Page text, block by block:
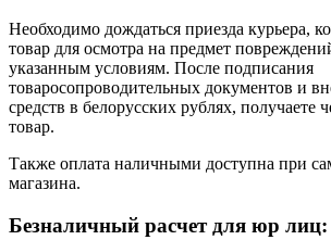
Необходимо дождаться приезда курьера,
товар для осмотра на предмет
указанным условиям. После подписания
товаросопроводительных документов и
средств в белорусских рублях, получаете
товар.
Также оплата наличными доступна при
магазина.
Безналичный расчет для юр лиц: